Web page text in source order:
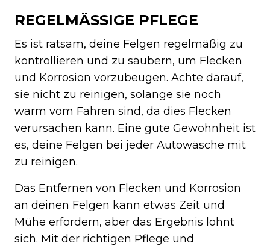
REGELMÄSSIGE PFLEGE
Es ist ratsam, deine Felgen regelmäßig zu
kontrollieren und zu säubern, um Flecken
und Korrosion vorzubeugen. Achte darauf,
sie nicht zu reinigen, solange sie noch
warm vom Fahren sind, da dies Flecken
verursachen kann. Eine gute Gewohnheit ist
es, deine Felgen bei jeder Autowäsche mit
zu reinigen.
Das Entfernen von Flecken und Korrosion
an deinen Felgen kann etwas Zeit und
Mühe erfordern, aber das Ergebnis lohnt
sich. Mit der richtigen Pflege und